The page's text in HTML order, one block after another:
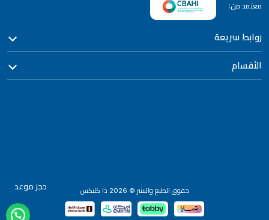
حجز موعد
معتمد من:
روابط سريعة
الأقسام
حقوق الطبع والنشر ©
2026 ذا كلنكس